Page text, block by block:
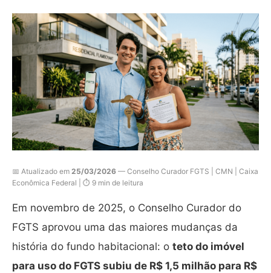
📅 Atualizado em 25/03/2026 — Conselho Curador FGTS | CMN | Caixa
Econômica Federal | ⏱️ 9 min de leitura
Em novembro de 2025, o Conselho Curador do
FGTS aprovou uma das maiores mudanças da
história do fundo habitacional: o teto do imóvel
para uso do FGTS subiu de R$ 1,5 milhão para R$